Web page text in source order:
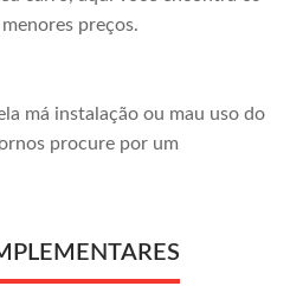
preços.
má instalação ou mau uso do
procure por um